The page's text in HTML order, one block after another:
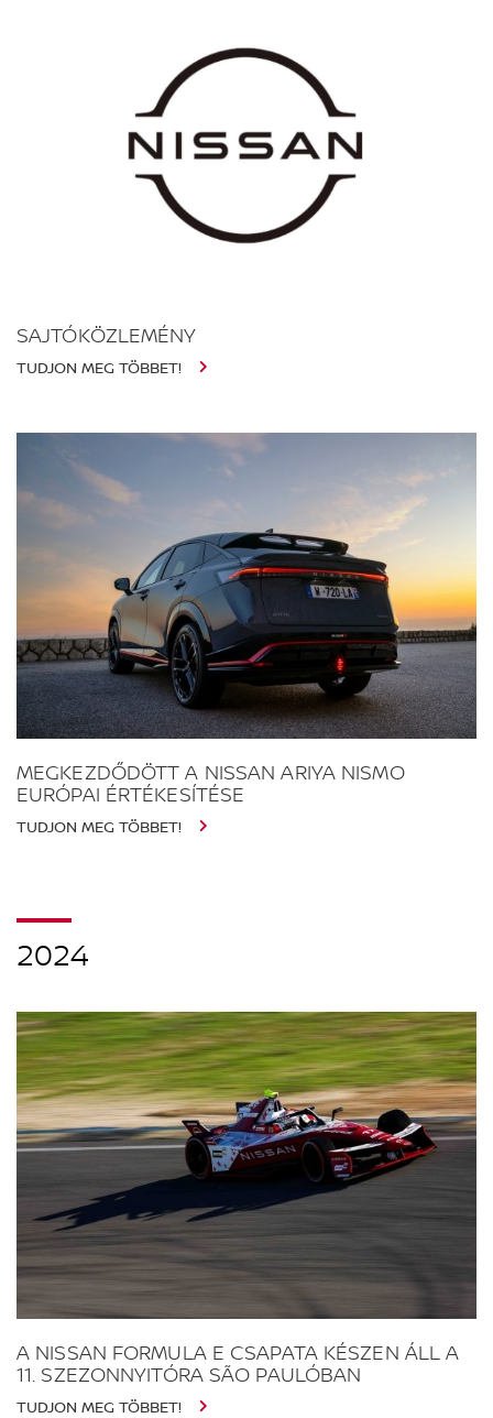
SAJTÓKÖZLEMÉNY
TUDJON MEG TÖBBET!
MEGKEZDŐDÖTT A NISSAN ARIYA NISMO
EURÓPAI ÉRTÉKESÍTÉSE
TUDJON MEG TÖBBET!
2024
A NISSAN FORMULA E CSAPATA KÉSZEN ÁLL A
11. SZEZONNYITÓRA SÃO PAULÓBAN
TUDJON MEG TÖBBET!